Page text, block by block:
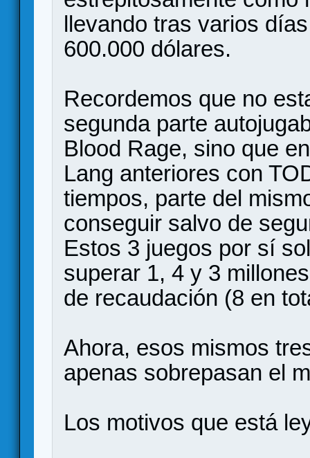
llevando tras varios
600.000 dólares.
Recordemos que no
segunda parte
Blood Rage, sino que
Lang anteriores con
tiempos, parte del
conseguir salvo de
Estos 3 juegos por sí
superar 1, 4 y 3
de recaudación (8 en
Ahora, esos mismos
apenas sobrepasan el
Los motivos que está